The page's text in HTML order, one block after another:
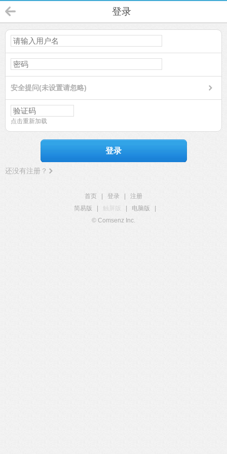
登录
安全提问(未设置请忽略)
点击重新加载
登录
还没有注册？
首页 登录
注册
简易版
触屏版 电脑版
© Comsenz Inc.